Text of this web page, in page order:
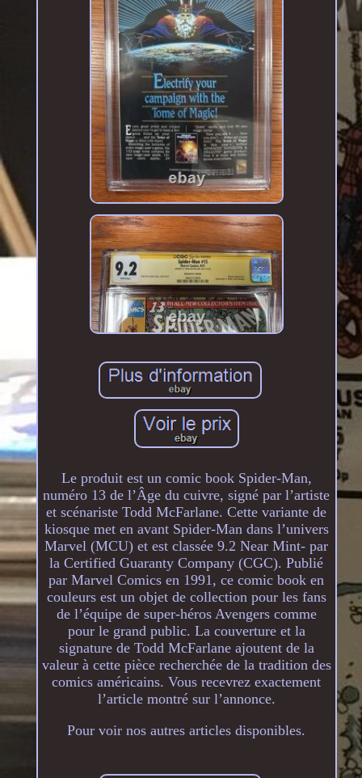
Le produit est un comic book Spider-Man,
numéro 13 de l’Âge du cuivre, signé par l’artiste
et scénariste Todd McFarlane. Cette variante de
kiosque met en avant Spider-Man dans l’univers
Marvel (MCU) et est classée 9.2 Near Mint- par
la Certified Guaranty Company (CGC). Publié
par Marvel Comics en 1991, ce comic book en
couleurs est un objet de collection pour les fans
de l’équipe de super-héros Avengers comme
pour le grand public. La couverture et la
signature de Todd McFarlane ajoutent de la
valeur à cette pièce recherchée de la tradition des
comics américains. Vous recevrez exactement
l’article montré sur l’annonce.
Pour voir nos autres articles disponibles.